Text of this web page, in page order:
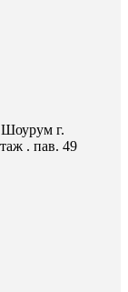
Шоурум г.
. пав. 49